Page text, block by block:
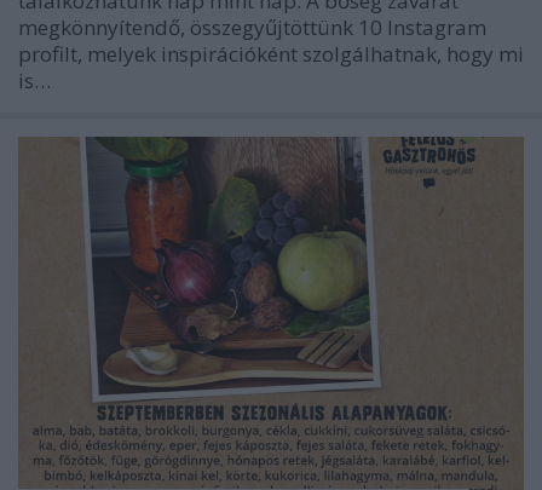
megkönnyítendő, összegyűjtöttünk 10 Instagram
profilt, melyek inspirációként szolgálhatnak, hogy mi
is…